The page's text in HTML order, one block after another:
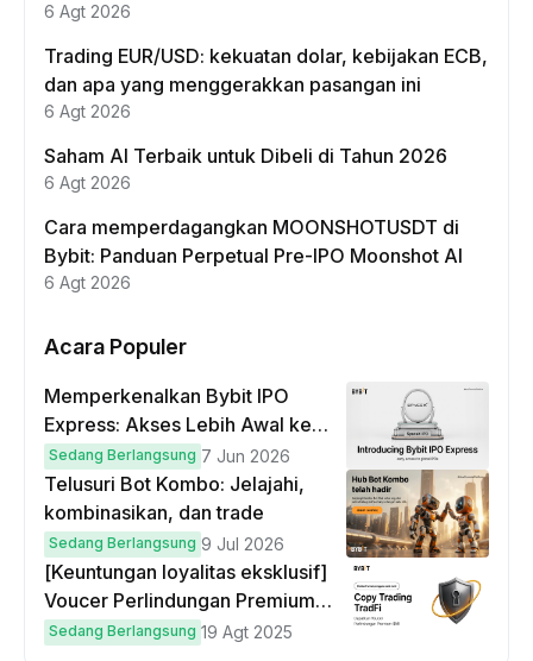
6 Agt 2026
Trading EUR/USD: kekuatan dolar, kebijakan ECB,
dan apa yang menggerakkan pasangan ini
6 Agt 2026
Saham AI Terbaik untuk Dibeli di Tahun 2026
6 Agt 2026
Cara memperdagangkan MOONSHOTUSDT di
Bybit: Panduan Perpetual Pre-IPO Moonshot AI
6 Agt 2026
Acara Populer
Memperkenalkan Bybit IPO
Express: Akses Lebih Awal ke
IPO Global!
Sedang Berlangsung 7 Jun 2026
Telusuri Bot Kombo: Jelajahi,
kombinasikan, dan trade
Sedang Berlangsung 9 Jul 2026
[Keuntungan loyalitas eksklusif]
Voucer Perlindungan Premium
hingga $50
Sedang Berlangsung 19 Agt 2025